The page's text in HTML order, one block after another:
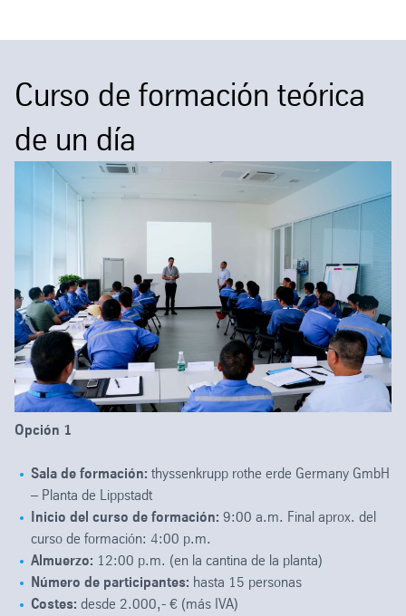
Curso de formación teórica
de un día
Opción 1
Sala de formación: thyssenkrupp rothe erde Germany GmbH
– Planta de Lippstadt
Inicio del curso de formación: 9:00 a.m. Final aprox. del
curso de formación: 4:00 p.m.
Almuerzo: 12:00 p.m. (en la cantina de la planta)
Número de participantes: hasta 15 personas
Costes: desde 2.000,- € (más IVA)